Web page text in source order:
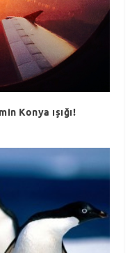
Konya ışığı!